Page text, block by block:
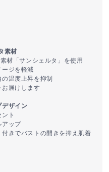
素材
材「サンシェルタ」を使用
ージを軽減
温度上昇を抑制
お届けします
デザイン
ト
アップ
きでバストの開きを抑え肌着